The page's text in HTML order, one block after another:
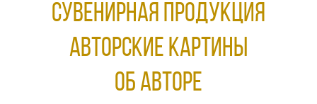
Сувенирная продукция
АВТОРСКИЕ КАРТИНЫ
ОБ АВТОРЕ